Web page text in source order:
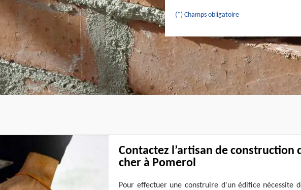
(*) Champs obligatoire
Contactez l’artisan de construction
cher à Pomerol
Pour effectuer une construire d'un édifice nécessite